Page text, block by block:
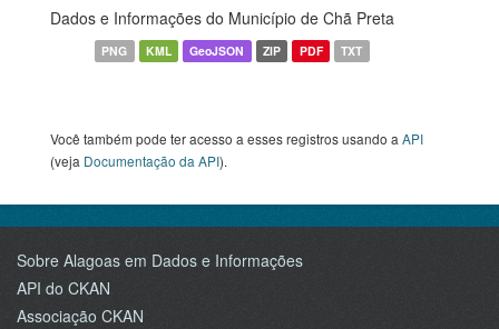
Dados e Informações do Município de Chã Preta
PNG KML GeoJSON ZIP PDF TXT
Você também pode ter acesso a esses registros usando a API
(veja Documentação da API).
Sobre Alagoas em Dados e Informações
API do CKAN
Associação CKAN